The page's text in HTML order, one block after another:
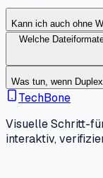
Kann ich auch ohne
Welche
Was tun, wenn
TechBone
Visuelle Schritt-
interaktiv,